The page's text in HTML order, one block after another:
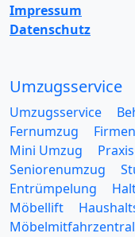
Impressum
Datenschutz
Umzugsservice
Umzugsservice
Fernumzug
Mini Umzug
Seniorenumzug
Entrümpelung
Möbellift